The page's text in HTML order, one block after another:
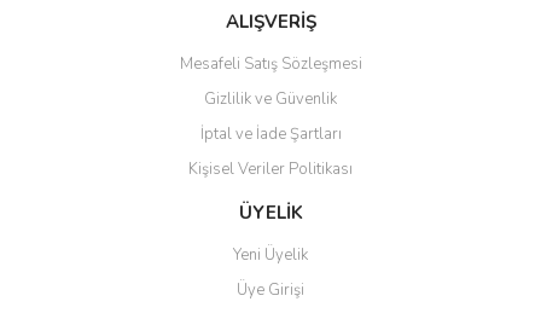
ALIŞVERİŞ
Mesafeli Satış Sözleşmesi
Gizlilik ve Güvenlik
İptal ve İade Şartları
Kişisel Veriler Politikası
ÜYELİK
Yeni Üyelik
Üye Girişi